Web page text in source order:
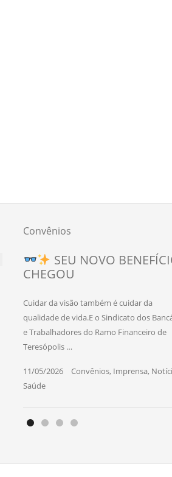
Convênios
SEU NOVO
CHEGOU
Cuidar da visão também é cuidar da
qualidade de vida.E o Sindicato dos
e Trabalhadores do Ramo Financeiro de
Teresópolis …
11/05/2026 |Convênios, Imprensa,
Saúde
Novo convênio para
bancários e bancárias de
O Sindicato dos Bancários e
do Ramo Financeiro de Teresópolis firmou
um novo convênio com o SEC Studio
06/03/2026